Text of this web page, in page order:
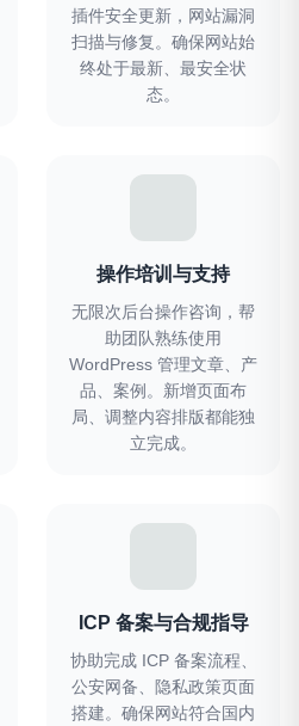
插件安全更新，网站漏洞
扫描与修复。确保网站始
终处于最新、最安全状
态。
操作培训与支持
无限次后台操作咨询，帮
助团队熟练使用
WordPress 管理文章、产
品、案例。新增页面布
局、调整内容排版都能独
立完成。
ICP 备案与合规指导
协助完成 ICP 备案流程、
公安网备、隐私政策页面
搭建。确保网站符合国内